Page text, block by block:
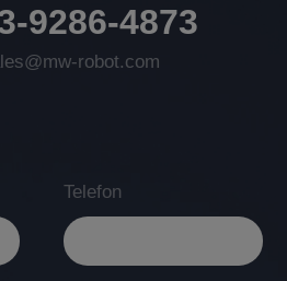
9286-4873
robot.com
Telefon